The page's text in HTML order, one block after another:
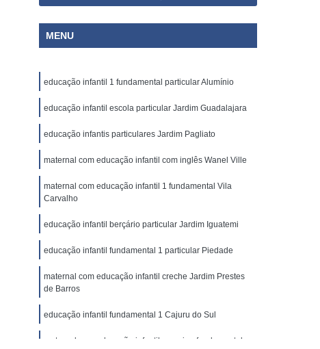
MENU
educação infantil 1 fundamental particular Alumínio
educação infantil escola particular Jardim Guadalajara
educação infantis particulares Jardim Pagliato
maternal com educação infantil com inglês Wanel Ville
maternal com educação infantil 1 fundamental Vila
Carvalho
educação infantil berçário particular Jardim Iguatemi
educação infantil fundamental 1 particular Piedade
maternal com educação infantil creche Jardim Prestes
de Barros
educação infantil fundamental 1 Cajuru do Sul
maternal com educação infantil e ensino fundamental